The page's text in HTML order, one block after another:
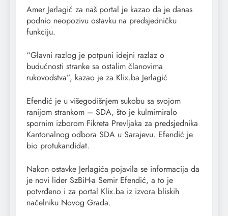
Amer Jerlagić za naš portal je kazao da je danas
podnio neopozivu ostavku na predsjedničku
funkciju.
“Glavni razlog je potpuni idejni razlaz o
budućnosti stranke sa ostalim članovima
rukovodstva”, kazao je za Klix.ba Jerlagić
Efendić je u višegodišnjem sukobu sa svojom
ranijom strankom – SDA, što je kulmirniralo
spornim izborom Fikreta Prevljaka za predsjednika
Kantonalnog odbora SDA u Sarajevu. Efendić je
bio protukandidat.
Nakon ostavke Jerlagića pojavila se informacija da
je novi lider SzBiH-a Semir Efendić, a to je
potvrđeno i za portal Klix.ba iz izvora bliskih
načelniku Novog Grada.